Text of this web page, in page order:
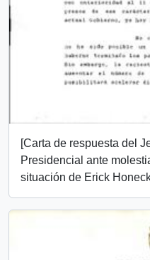
[Carta de respuesta del
Presidencial ante
situación de Erick